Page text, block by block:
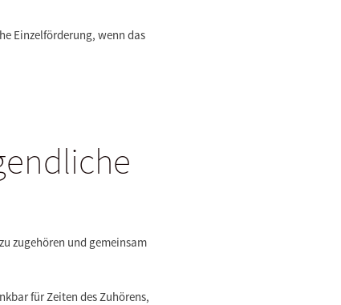
Einzelförderung, wenn das
zugehören und gemeinsam
für Zeiten des Zuhörens,